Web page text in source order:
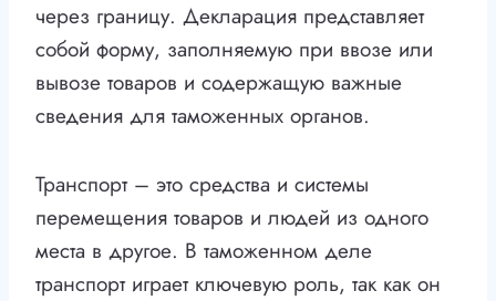
через границу. Декларация представляет
собой форму, заполняемую при ввозе или
вывозе товаров и содержащую важные
сведения для таможенных органов.
Транспорт – это средства и системы
перемещения товаров и людей из одного
места в другое. В таможенном деле
транспорт играет ключевую роль, так как он